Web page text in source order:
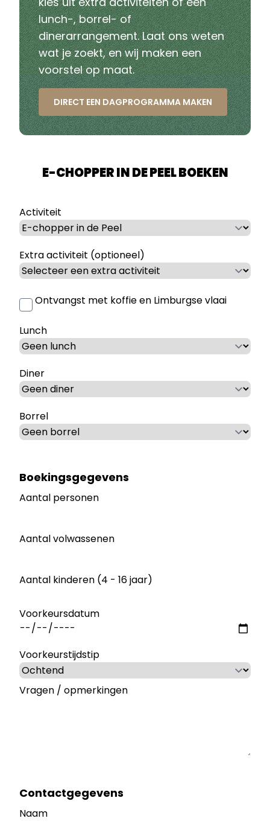
lunch-, borrel- of
dinerarrangement. Laat ons weten
wat je zoekt, en wij maken een
voorstel op maat.
DIRECT EEN DAGPROGRAMMA MAKEN
E-CHOPPER IN DE PEEL BOEKEN
Activiteit
Extra activiteit (optioneel)
Ontvangst met koffie en Limburgse vlaai
Lunch
Diner
Borrel
Boekingsgegevens
Aantal personen
Aantal volwassenen
Aantal kinderen (4 - 16 jaar)
Voorkeursdatum
Voorkeurstijdstip
Vragen / opmerkingen
Contactgegevens
Naam